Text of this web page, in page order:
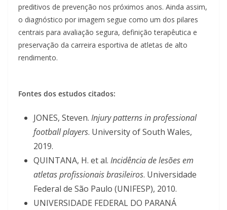
preditivos de prevenção nos próximos anos. Ainda assim,
o diagnóstico por imagem segue como um dos pilares
centrais para avaliação segura, definição terapêutica e
preservação da carreira esportiva de atletas de alto
rendimento.
Fontes dos estudos citados:
JONES, Steven. Injury patterns in professional
football players. University of South Wales,
2019.
QUINTANA, H. et al. Incidência de lesões em
atletas profissionais brasileiros. Universidade
Federal de São Paulo (UNIFESP), 2010.
UNIVERSIDADE FEDERAL DO PARANÁ